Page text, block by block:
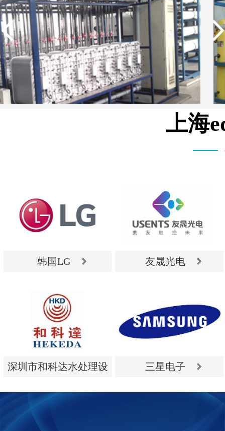
上海
韩国LG
韩国LG
友晟光电
友晟光电
深圳市和科达水处理设
深圳市和科达水处理设
三星电子